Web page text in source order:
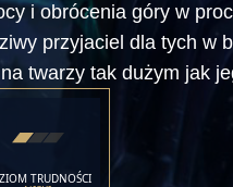
i obrócenia góry w
przyjaciel dla tych w
twarzy tak dużym jak
TRUDNOŚCI